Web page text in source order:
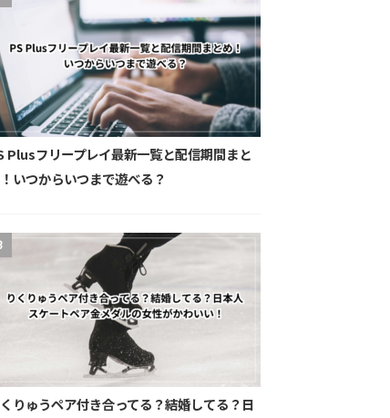
Plusフリープレイ最新一覧と配信期間まと
いつからいつまで遊べる？
りゅうペア付き合ってる？結婚してる？日